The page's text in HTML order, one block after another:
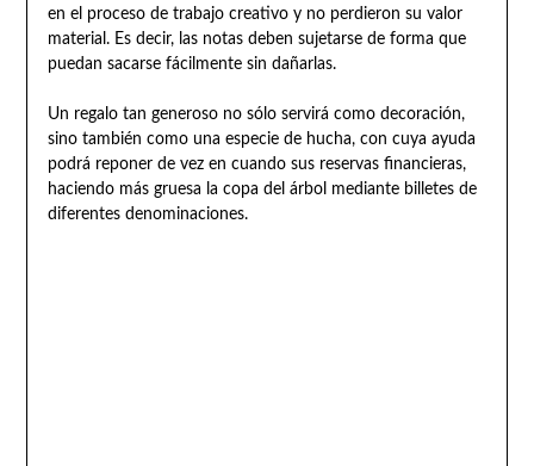
en el proceso de trabajo creativo y no perdieron su valor
material. Es decir, las notas deben sujetarse de forma que
puedan sacarse fácilmente sin dañarlas.
Un regalo tan generoso no sólo servirá como decoración,
sino también como una especie de hucha, con cuya ayuda
podrá reponer de vez en cuando sus reservas financieras,
haciendo más gruesa la copa del árbol mediante billetes de
diferentes denominaciones.